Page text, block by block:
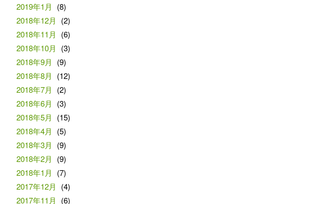
2019年1月
(8)
2018年12月
(2)
2018年11月
(6)
2018年10月
(3)
2018年9月
(9)
2018年8月
(12)
2018年7月
(2)
2018年6月
(3)
2018年5月
(15)
2018年4月
(5)
2018年3月
(9)
2018年2月
(9)
2018年1月
(7)
2017年12月
(4)
2017年11月
(6)